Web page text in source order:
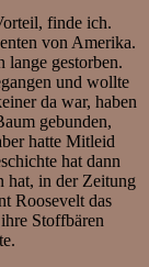
finde ich.
von Amerika.
lange gestorben.
und wollte
da war, haben
gebunden,
hatte Mitleid
hat dann
hat, in der Zeitung
Roosevelt das
Stoffbären